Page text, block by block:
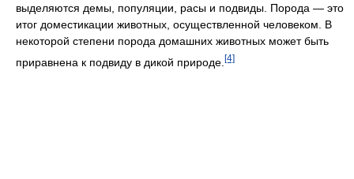
выделяются демы, популяции, расы и подвиды. Порода — это
итог доместикации животных, осуществленной человеком. В
некоторой степени порода домашних животных может быть
приравнена к подвиду в дикой природе. [4]